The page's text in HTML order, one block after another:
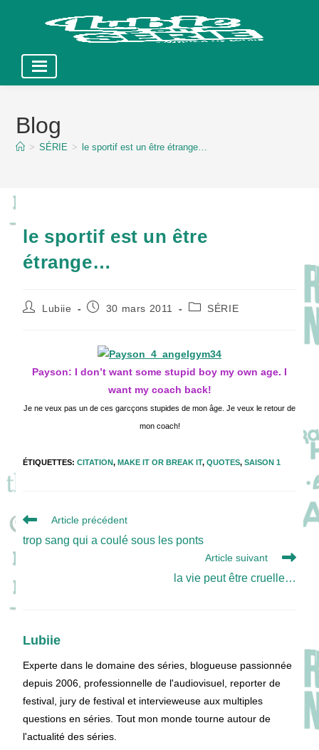
contentBlog
> SÉRIE > le sportif est un être étrange…
le sportif est un être
étrange…
Auteur/autrice
Lubiie
Publication
30 mars 2011
PostSÉRIE
Payson: I don’t want some stupid boy my own age. I
want my coach back!
Je ne veux pas un de ces garcçons stupides de mon âge. Je veux le retour de
mon coach!
ÉTIQUETTES:CITATION, MAKE IT OR BREAK IT, QUOTES, SAISON 1
Read
articles
Article précédent
trop sang qui a coulé sous les ponts
Article suivant
la vie peut être cruelle…
Lubiie
Experte dans le domaine des séries, blogueuse passionnée
depuis 2006, professionnelle de l'audiovisuel, reporter de
festival, jury de festival et intervieweuse aux multiples
questions en séries. Tout mon monde tourne autour de
l'actualité des séries.